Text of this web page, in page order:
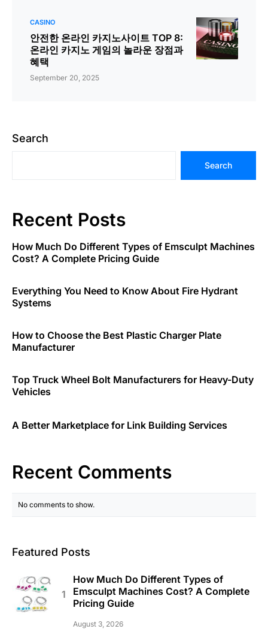
CASINO
안전한 온라인 카지노사이트 TOP 8:
온라인 카지노 게임의 놀라운 장점과
혜택
September 20, 2025
Search
Search
Recent Posts
How Much Do Different Types of Emsculpt Machines
Cost? A Complete Pricing Guide
Everything You Need to Know About Fire Hydrant
Systems
How to Choose the Best Plastic Charger Plate
Manufacturer
Top Truck Wheel Bolt Manufacturers for Heavy-Duty
Vehicles
A Better Marketplace for Link Building Services
Recent Comments
No comments to show.
Featured Posts
How Much Do Different Types of
Emsculpt Machines Cost? A Complete
Pricing Guide
August 3, 2026